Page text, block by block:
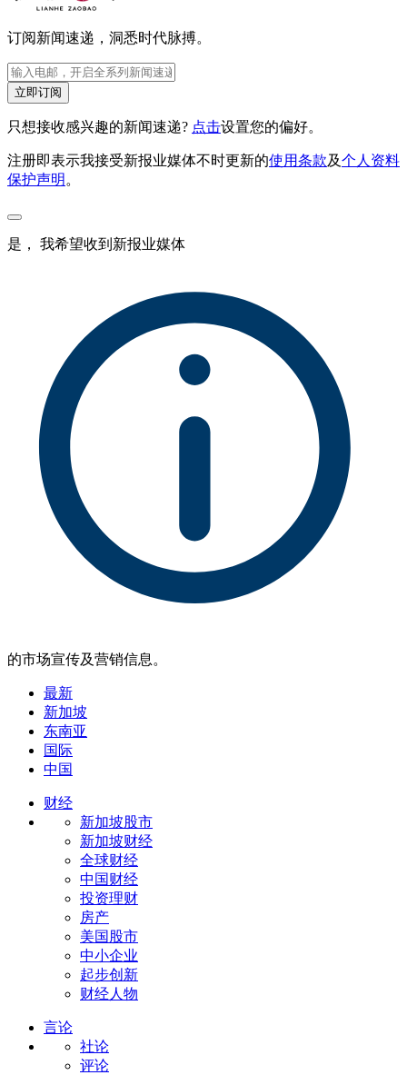
订阅新闻速递，洞悉时代脉搏。
立即订阅
只想接收感兴趣的新闻速递? 点击设置您的偏好。
注册即表示我接受新报业媒体不时更新的使用条款及个人资料
保护声明。
是， 我希望收到新报业媒体
的市场宣传及营销信息。
最新
新加坡
东南亚
国际
中国
财经
新加坡股市
新加坡财经
全球财经
中国财经
投资理财
房产
美国股市
中小企业
起步创新
财经人物
言论
社论
评论